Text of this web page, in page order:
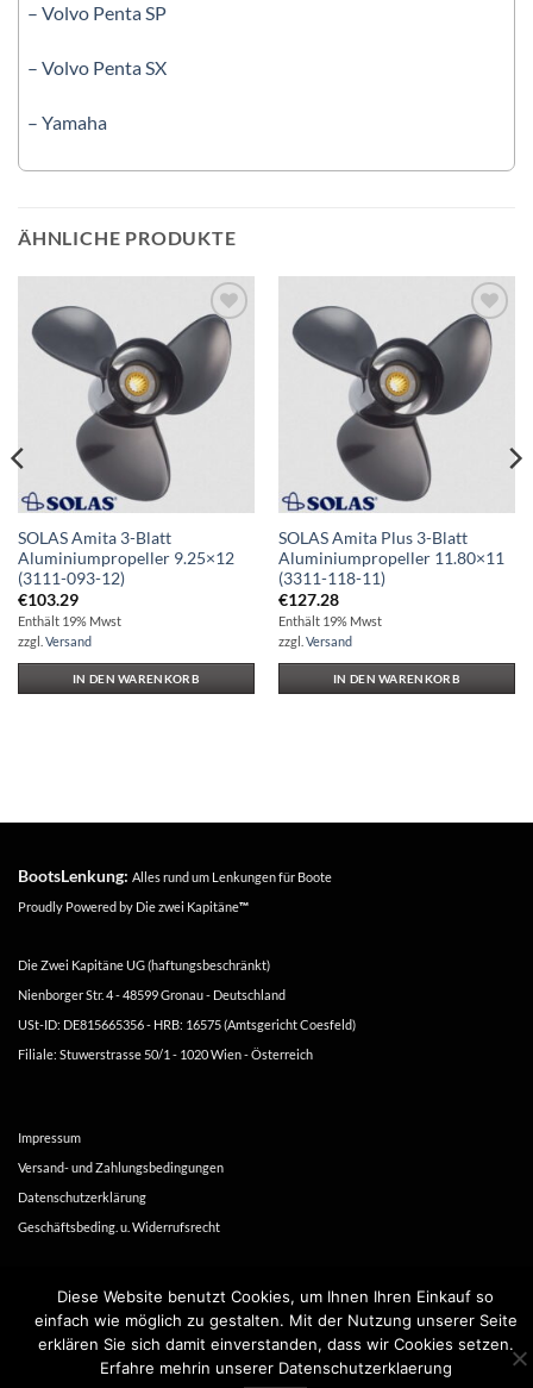
– Volvo Penta SP
– Volvo Penta SX
– Yamaha
ÄHNLICHE PRODUKTE
Auf die
Wunschliste
SOLAS Amita 3-Blatt
Aluminiumpropeller 9.25×12
(3111-093-12)
€103.29
Enthält 19% Mwst
zzgl. Versand
IN DEN WARENKORB
Auf die
Wunschliste
SOLAS Amita Plus 3-Blatt
Aluminiumpropeller 11.80×11
(3311-118-11)
€127.28
Enthält 19% Mwst
zzgl. Versand
IN DEN WARENKORB
BootsLenkung: Alles rund um Lenkungen für Boote
Proudly Powered by Die zwei Kapitäne™
Die Zwei Kapitäne UG (haftungsbeschränkt)
Nienborger Str. 4 - 48599 Gronau - Deutschland
USt-ID: DE815665356 - HRB: 16575 (Amtsgericht Coesfeld)
Filiale: Stuwerstrasse 50/1 - 1020 Wien - Österreich
Impressum
Versand- und Zahlungsbedingungen
Datenschutzerklärung
Geschäftsbeding. u. Widerrufsrecht
Copyright 2016-2026 © Die zwei Kapitäne
Diese Website benutzt Cookies, um Ihnen Ihren Einkauf so
einfach wie möglich zu gestalten. Mit der Nutzung unserer Seite
erklären Sie sich damit einverstanden, dass wir Cookies setzen.
Erfahre mehrin unserer Datenschutzerklaerung